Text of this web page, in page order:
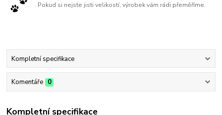
Pokud si nejste jisti velikostí, výrobek vám rádi přeměříme.
Kompletní specifikace
Komentáře 0
Kompletní specifikace